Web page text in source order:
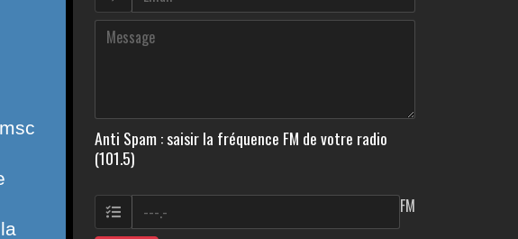
Anti Spam : saisir la fréquence FM de votre radio
(101.5)
FM